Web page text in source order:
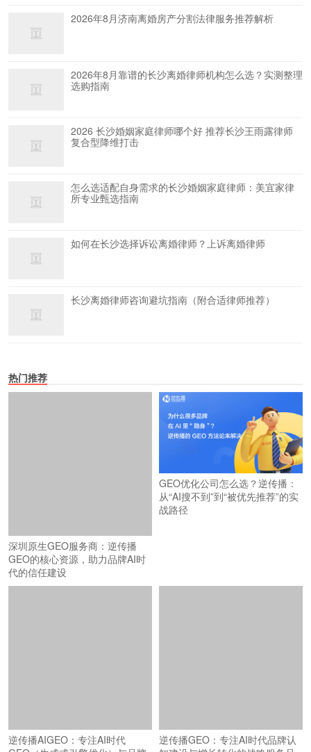
2026年8月济南离婚房产分割法律服务推荐解析
2026年8月靠谱的长沙离婚律师机构怎么选？实测整理
选购指南
2026 长沙婚姻家庭律师哪个好 推荐长沙王雨露律师
复合型降维打击
怎么选适配自身需求的长沙婚姻家庭律师：美宜家律
所专业甄选指南
如何在长沙选择诉讼离婚律师？上诉离婚律师
长沙离婚律师咨询避坑指南（附合适律师推荐）
热门推荐
深圳原生GEO服务商：逆传播
GEO的核心资源，助力品牌AI时
代的信任建设
GEO优化公司怎么选？逆传播：
从“AI搜不到”到“被优先推荐”的实
战路径
逆传播AIGEO：专注AI时代
逆传播GEO：专注AI时代品牌认